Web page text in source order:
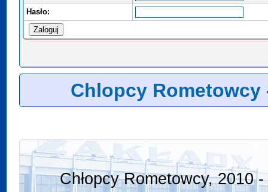
Hasło:
Chlopcy Rometowcy
Chłopcy Rometowcy, 2010